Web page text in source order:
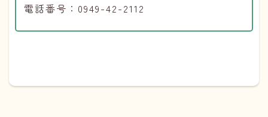
電話番号：0949-42-2112